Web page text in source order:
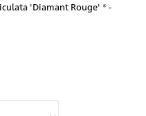
'Diamant Rouge' ® -